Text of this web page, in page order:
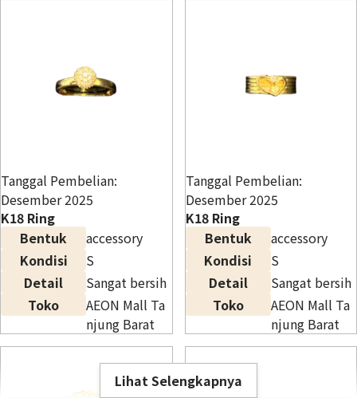
Tanggal Pembelian:
Desember 2025
K18 Ring
Bentuk
accessory
Kondisi
S
Detail
Sangat bersih
Toko
AEON Mall Ta
njung Barat
Tanggal Pembelian:
Desember 2025
K18 Ring
Bentuk
accessory
Kondisi
S
Detail
Sangat bersih
Toko
AEON Mall Ta
njung Barat
Lihat Selengkapnya